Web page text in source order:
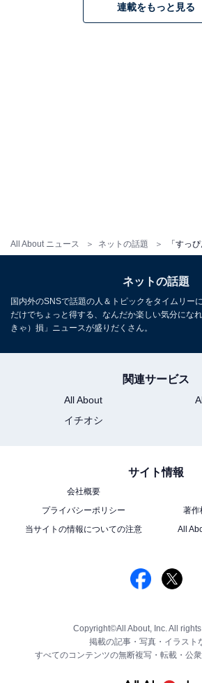
All About ニュース ネットの話題
連載をもっと見る
ネットの話題
国内外のSNSで話題の人＆トピックをタイムリー
だけでちょっと得する、なんだか楽しい気分にな
きゃ）損」ニュースが盛りだくさん。
関連サービス
All About
イチオシ
サイト情報
会社概要
プライバシーポリシー
著作
当サイトの情報についての注意
All
Copyright©All About, Inc. All
掲載の記事・写真・イラスト
すべてのコンテンツの無断複写・転載・公衆